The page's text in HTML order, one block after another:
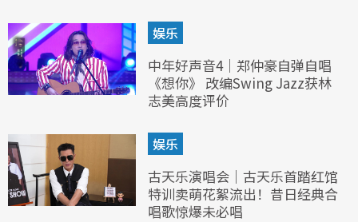
娱乐
中年好声音4｜郑仲豪自弹自唱
《想你》 改编Swing Jazz获林
志美高度评价
娱乐
古天乐演唱会｜古天乐首踏红馆
特训卖萌花絮流出！昔日经典合
唱歌惊爆未必唱